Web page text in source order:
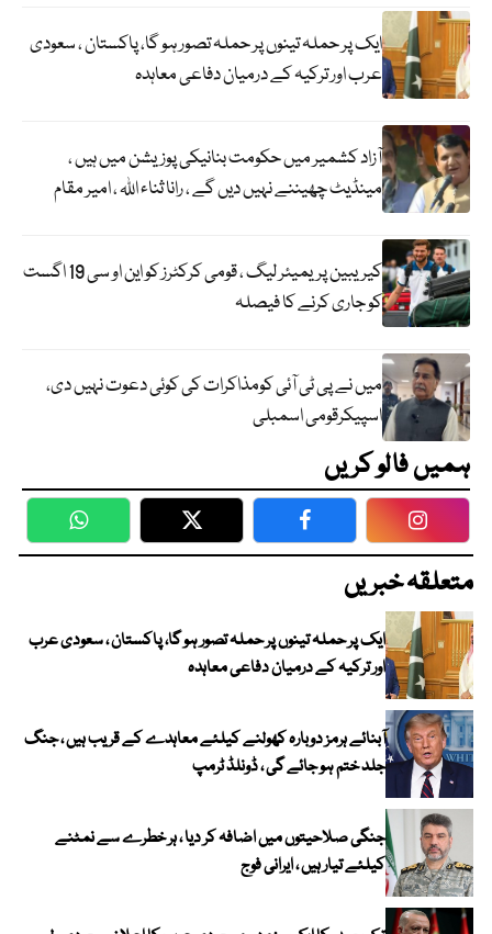
ایک پر حملہ تینوں پر حملہ تصور ہو گا، پاکستان ، سعودی
عرب اور ترکیہ کے درمیان دفاعی معاہدہ
آزاد کشمیر میں حکومت بنانیکی پوزیشن میں ہیں ،
مینڈیٹ چھیننے نہیں دیں گے ، رانا ثناء اللہ ، امیر مقام
کیریبین پریمیئر لیگ ، قومی کرکٹرز کو این او سی 19 اگست
کو جاری کرنے کا فیصلہ
میں نے پی ٹی آئی کومذاکرات کی کوئی دعوت نہیں دی،
اسپیکرقومی اسمبلی
ہمیں فالو کریں
WhatsApp Twitter Facebook
متعلقہ خبریں
ایک پر حملہ تینوں پر حملہ تصور ہو گا، پاکستان ، سعودی عرب
اور ترکیہ کے درمیان دفاعی معاہدہ
آبنائے ہرمز دوبارہ کھولنے کیلئے معاہدے کے قریب ہیں ، جنگ
جلد ختم ہو جائے گی ، ڈونلڈ ٹرمپ
جنگی صلاحیتوں میں اضافہ کر دیا ، ہر خطرے سے نمٹنے
کیلئے تیار ہیں ، ایرانی فوج